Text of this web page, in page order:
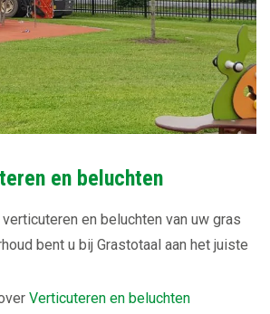
en beluchten
en beluchten van uw gras
bent u bij Grastotaal aan het juiste
Verticuteren en beluchten